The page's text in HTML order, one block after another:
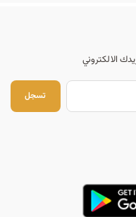
الالكتروني
تسجل